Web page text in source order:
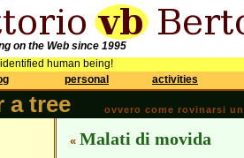
on the Web since 1995
human being!
personal activities
a tree ovvero come rovinarsi
« Malati di movida